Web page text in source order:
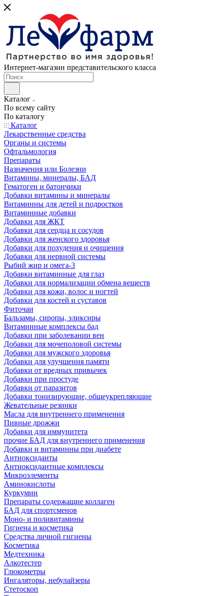
Интернет-магазин представительского класса
Каталог
По всему сайту
По каталогу
Каталог
Лекарственные средства
Органы и системы
Офтальмология
Препараты
Назначения или Болезни
Витамины, минералы, БАД
Гематоген и батончики
Добавки витамины и минералы
Витаминны для детей и подростков
Витаминные добавки
Добавки для ЖКТ
Добавки для сердца и сосудов
Добавки для женского здоровья
Добавки для похудения и очищения
Добавки для нервной системы
Рыбий жир и омега-3
Добавки витаминные для глаз
Добавки для нормализации обмена веществ
Добавки для кожи, волос и ногтей
Добавки для костей и суставов
Фиточаи
Бальзамы, сиропы, эликсиры
Витаминные комплексы бад
Добавки при заболевании вен
Добавки для мочеполовой системы
Добавки для мужского здоровья
Добавки для улучшения памяти
Добавки от вредных привычек
Добавки при простуде
Добавки от паразитов
Добавки тонизирующие, общеукрепляющие
Жевательные резинки
Масла для внутреннего применения
Пивные дрожжи
Добавки для иммунитета
прочие БАД для внутреннего применения
Добавки и витаминны при диабете
Антиоксиданты
Антиоксидантные комплексы
Микроэлементы
Аминокислоты
Куркумин
Препараты содержащие коллаген
БАД для спортсменов
Моно- и поливитамины
Гигиена и косметика
Средства личной гигиены
Косметика
Медтехника
Алкотестер
Глюкометры
Ингаляторы, небулайзеры
Стетоскоп